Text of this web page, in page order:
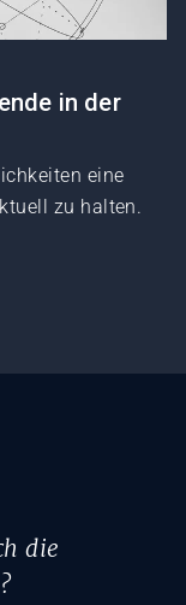
in der
eine
zu halten.
die